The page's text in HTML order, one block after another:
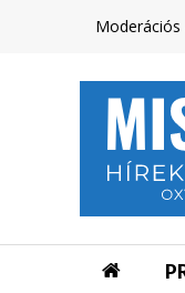
Moderációs